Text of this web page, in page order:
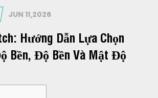
JUN 11,2026
Hướng Dẫn Lựa Chọn
Bền, Độ Bền Và Mật Độ